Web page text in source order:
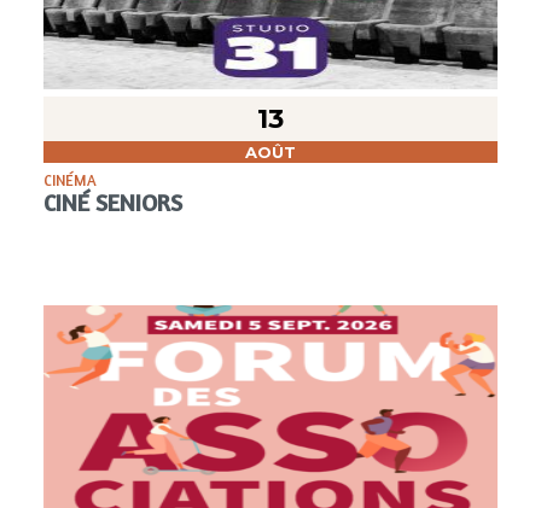
13
AOÛT
CINÉMA
CINÉ SENIORS